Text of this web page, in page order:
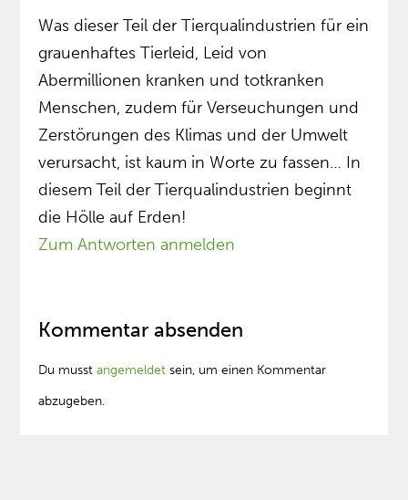
Was dieser Teil der Tierqualindustrien für ein
grauenhaftes Tierleid, Leid von
Abermillionen kranken und totkranken
Menschen, zudem für Verseuchungen und
Zerstörungen des Klimas und der Umwelt
verursacht, ist kaum in Worte zu fassen… In
diesem Teil der Tierqualindustrien beginnt
die Hölle auf Erden!
Zum Antworten anmelden
Kommentar absenden
Du musstangemeldet sein, um einen Kommentar
abzugeben.